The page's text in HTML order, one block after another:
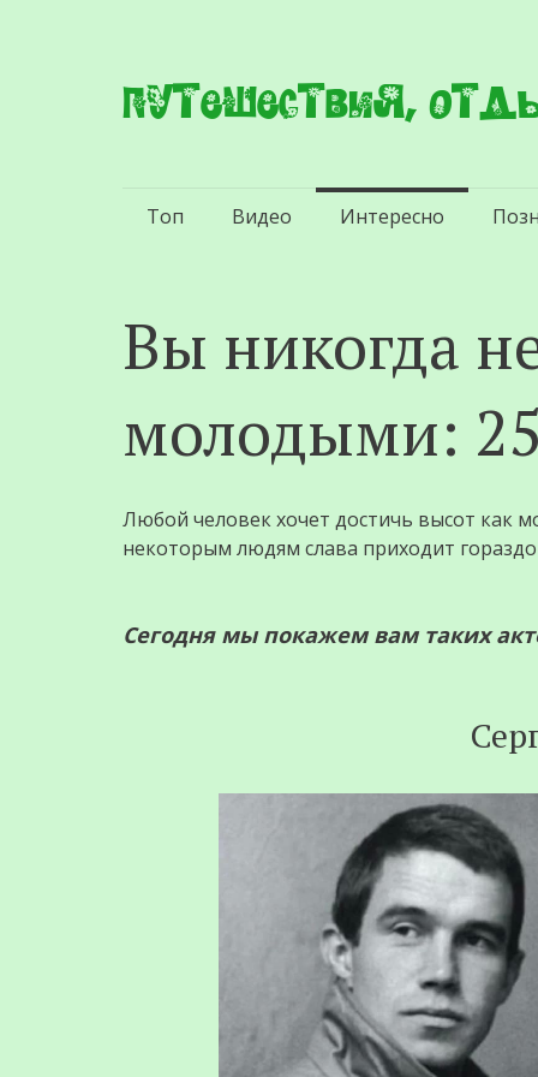
Путешествия,
Перейти
Топ Видео Интересно
Вы никогда
молодыми:
Любой человек хочет достичь высот как
некоторым людям слава приходит
Сегодня мы покажем вам таких